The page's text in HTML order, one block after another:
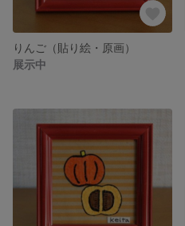
りんご（貼り絵・原画）
展示中